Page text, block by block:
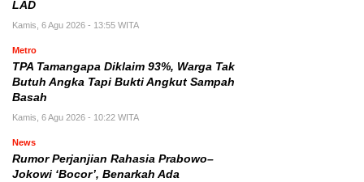
LAD
Kamis, 6 Agu 2026 - 13:55 WITA
Metro
TPA Tamangapa Diklaim 93%, Warga Tak
Butuh Angka Tapi Bukti Angkut Sampah
Basah
Kamis, 6 Agu 2026 - 10:22 WITA
News
Rumor Perjanjian Rahasia Prabowo–
Jokowi ‘Bocor’, Benarkah Ada